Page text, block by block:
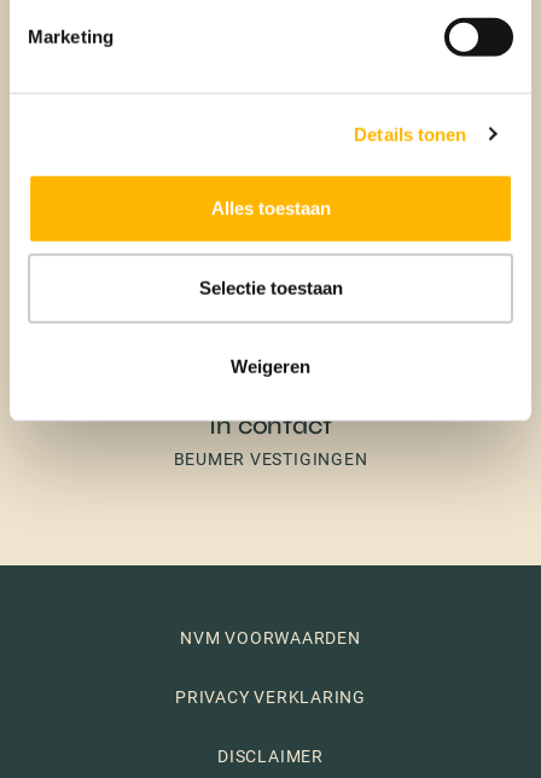
Marketing
Details tonen
Alles toestaan
Selectie toestaan
Weigeren
BEUMER AANKOOPMAKELAAR
In contact
BEUMER VESTIGINGEN
NVM VOORWAARDEN
PRIVACY VERKLARING
DISCLAIMER